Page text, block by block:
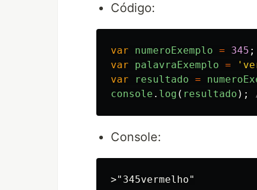
Código:
var numeroExemplo = 345 ;
var
palavraExemplo = '
var
resultado =
console . log ( resultado );
Console: